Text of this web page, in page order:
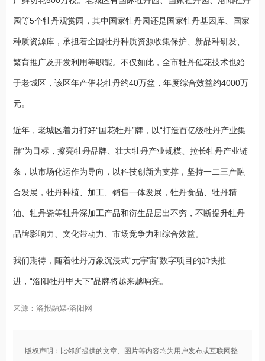
园等5个牡丹观赏园，其中国家牡丹园还是国家牡丹基因库、国家
种质资源库，承担着全国牡丹种质资源收集保护、新品种研发、
繁育推广及开发利用等职能。不仅如此，全市牡丹催花技术也始
于老城区，该区年产催花牡丹约40万盆，年度综合效益约4000万
元。
近年，老城区着力打好“国花牡丹”牌，以“打造百亿级牡丹产业集
群”为目标，擦亮牡丹品牌、壮大牡丹产业规模、拉长牡丹产业链
条，以市场化运作为导向，以科技创新为支撑，坚持一二三产融
合发展，牡丹种植、加工、销售一体发展，牡丹食品、牡丹精
油、牡丹瓷等牡丹深加工产品和衍生品层出不穷，不断提升牡丹
品牌影响力、文化带动力、市场竞争力和综合效益。
我们期待，随着牡丹万象沉浸式“元宇宙”数字项目的加快推
进，“洛阳牡丹甲天下”品牌将越来越响亮。
来源：洛报融媒·洛阳网
版权声明：比邻所提供的文章、图片等内容均为用户发布或互联网整